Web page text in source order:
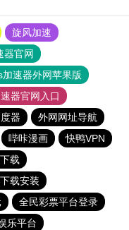
旋风加速
器官网
加速器外网苹果版
器官网入口
器
外网网址导航
哔咔漫画
快鸭VPN
载
载安装
全民彩票平台登录
乐平台